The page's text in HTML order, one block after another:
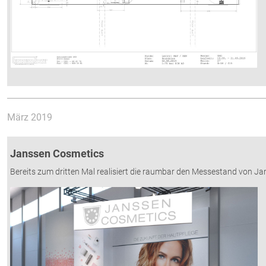
März 2019
Janssen Cosmetics
Bereits zum dritten Mal realisiert die raumbar den Messestand von